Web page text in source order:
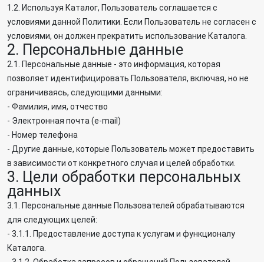
1.2. Используя Каталог, Пользователь соглашается с
условиями данной Политики. Если Пользователь не согласен с
условиями, он должен прекратить использование Каталога.
2. Персональные данные
2.1. Персональные данные - это информация, которая
позволяет идентифицировать Пользователя, включая, но не
ограничиваясь, следующими данными:
- Фамилия, имя, отчество
- Электронная почта (e-mail)
- Номер телефона
- Другие данные, которые Пользователь может предоставить
в зависимости от конкретного случая и целей обработки.
3. Цели обработки персональных
данных
3.1. Персональные данные Пользователей обрабатываются
для следующих целей:
- 3.1.1. Предоставление доступа к услугам и функционалу
Каталога.